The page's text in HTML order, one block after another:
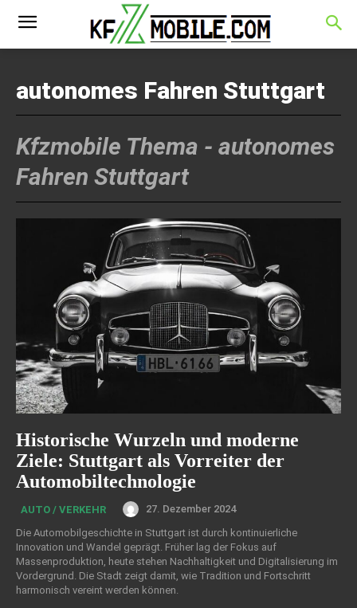
autonomes Fahren Stuttgart
Kfzmobile Thema - autonomes
Fahren Stuttgart
Historische Wurzeln und moderne
Ziele: Stuttgart als Vorreiter der
Automobiltechnologie
AUTO / VERKEHR
27. Dezember 2024
Die Automobilgeschichte in Stuttgart ist durch kontinuierliche
Innovation und Wandel geprägt. Früher lag der Fokus auf
Massenproduktion, heute stehen Nachhaltigkeit und Digitalisierung im
Vordergrund. Die Stadt zeigt damit, wie Tradition und Fortschritt
harmonisch vereint werden können.